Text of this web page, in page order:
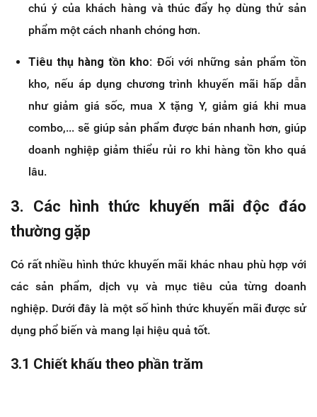
chú ý của khách hàng và thúc đẩy họ dùng thử sản
phẩm một cách nhanh chóng hơn.
Tiêu thụ hàng tồn kho: Đối với những sản phẩm tồn
kho, nếu áp dụng chương trình khuyến mãi hấp dẫn
như giảm giá sốc, mua X tặng Y, giảm giá khi mua
combo,... sẽ giúp sản phẩm được bán nhanh hơn, giúp
doanh nghiệp giảm thiểu rủi ro khi hàng tồn kho quá
lâu.
3. Các hình thức khuyến mãi độc đáo
thường gặp
Có rất nhiều hình thức khuyến mãi khác nhau phù hợp với
các sản phẩm, dịch vụ và mục tiêu của từng doanh
nghiệp. Dưới đây là một số hình thức khuyến mãi được sử
dụng phổ biến và mang lại hiệu quả tốt.
3.1 Chiết khấu theo phần trăm